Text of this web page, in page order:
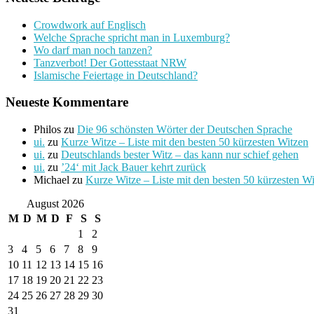
Crowdwork auf Englisch
Welche Sprache spricht man in Luxemburg?
Wo darf man noch tanzen?
Tanzverbot! Der Gottesstaat NRW
Islamische Feiertage in Deutschland?
Neueste Kommentare
Philos zu Die 96 schönsten Wörter der Deutschen Sprache
ui. zu Kurze Witze – Liste mit den besten 50 kürzesten Witzen
ui. zu Deutschlands bester Witz – das kann nur schief gehen
ui. zu ’24‘ mit Jack Bauer kehrt zurück
Michael zu Kurze Witze – Liste mit den besten 50 kürzesten
August 2026
M D M D F S
S
1
2
3
4 5 6 7 8
9
10 11 12 13 14 15 16
17 18 19 20 21 22 23
24 25 26 27 28 29 30
31